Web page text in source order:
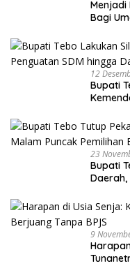
Menjadi
Bagi
12
Bupati
23
Bupati
Daerah,
9